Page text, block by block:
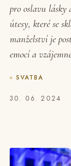
pro oslavu lásky
útesy, které se
manželství je
emocí a
SVATBA
30. 06. 2024